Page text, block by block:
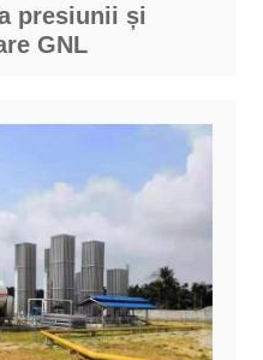
presiunii și
GNL